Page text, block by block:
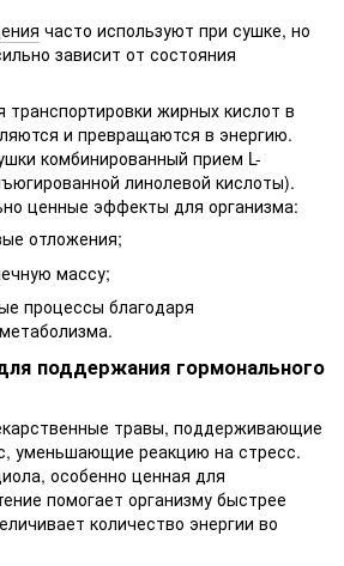
часто используют при сушке, но
зависит от состояния
транспортировки жирных кислот в
и превращаются в энергию.
комбинированный прием L-
линолевой кислоты).
ценные эффекты для организма:
отложения;
массу;
процессы благодаря
поддержания гормонального
травы, поддерживающие
уменьшающие реакцию на стресс.
особенно ценная для
помогает организму быстрее
количество энергии во